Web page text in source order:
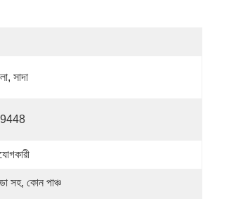
সাদা
সহ, কোন পাঞ্চ